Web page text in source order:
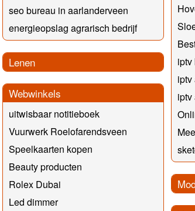
seo bureau in aarlanderveen
energieopslag agrarisch bedrijf
Lenen
Webwinkels
uitwisbaar notitieboek
Vuurwerk Roelofarendsveen
Speelkaarten kopen
Beauty producten
Rolex Dubai
Led dimmer
iptv
iptv
iptv